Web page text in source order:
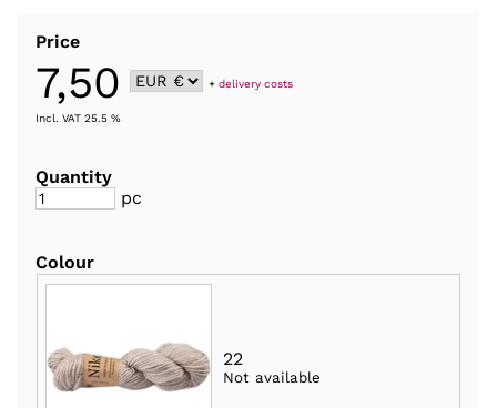
Price
7,50 +delivery costs
Incl. VAT 25.5 %
Quantity
pc
Colour
22
Not available